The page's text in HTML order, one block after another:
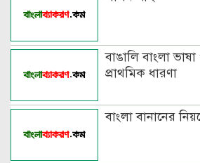
বাঙালি বাংলা
প্রাথমিক ধারণা
বাংলা বানানের